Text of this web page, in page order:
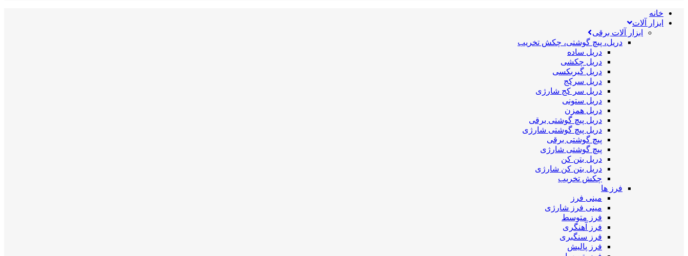
خانه
ابزار آلات
ابزار آلات برقی
دریل، پیچ گوشتی، چکش تخریب
دریل ساده
دریل چکشی
دریل گیربکسی
دریل سرکج
دریل سر کج شارژی
دریل ستونی
دریل همزن
دریل پیچ گوشتی برقی
دریل پیچ گوشتی شارژی
پیچ گوشتی برقی
پیچ گوشتی شارژی
دریل بتن کن
دریل بتن کن شارژی
چکش تخریب
فرز ها
مینی فرز
مینی فرز شارژی
فرز متوسط
فرز آهنگری
فرز سنگبری
فرز پالیش